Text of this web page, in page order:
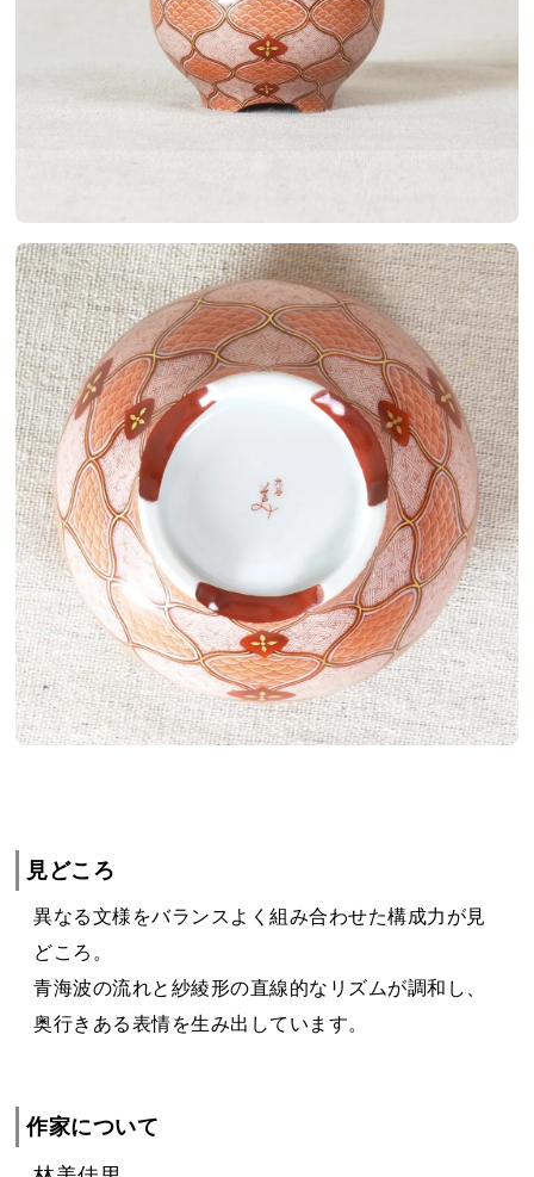
見どころ
異なる文様をバランスよく組み合わせた構成力が見
どころ。
青海波の流れと紗綾形の直線的なリズムが調和し、
奥行きある表情を生み出しています。
作家について